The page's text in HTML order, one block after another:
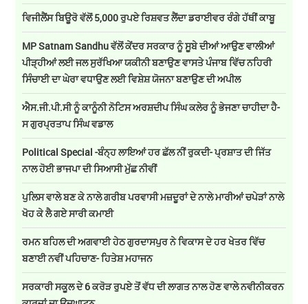
ਵਿਜੀਲੈਂਸ ਬਿਊਰੋ ਵੱਲੋਂ 5,000 ਰੁਪਏ ਰਿਸ਼ਵਤ ਲੈਂਦਾ ਡਰਾਈਵਰ ਰੰਗੇ ਹੱਥੀਂ ਕਾਬੂ
MP Satnam Sandhu ਵੱਲੋਂ ਕੇਂਦਰ ਸਰਕਾਰ ਨੂੰ ਸੂਬੇ ਦੀਆਂ ਆਉਣ ਵਾਲੀਆਂ
ਪੀੜ੍ਹੀਆਂ ਲਈ ਜਲ ਸੁਰੱਖਿਆ ਯਕੀਨੀ ਬਣਾਉਣ ਵਾਸਤੇ ਪੰਜਾਬ ਵਿੱਚ ਨਹਿਰੀ
ਸਿੰਚਾਈ ਦਾ ਘੇਰਾ ਵਧਾਉਣ ਲਈ ਵਿਸ਼ੇਸ਼ ਯੋਜਨਾ ਬਣਾਉਣ ਦੀ ਅਪੀਲ
ਐਸ.ਜੀ.ਪੀ.ਸੀ ਨੂੰ ਕਾਨੂੰਨੀ ਨੋਟਿਸ ਅਰਸ਼ਦੀਪ ਸਿੰਘ ਕਲੇਰ ਨੂੰ ਭੇਜਣਾ ਚਾਹੀਦਾ ਹੈ-
ਸ ਗੁਰਪ੍ਰਤਾਪ ਸਿੰਘ ਵਡਾਲ
Political Special -ਬੰਨ੍ਹ ਲਾਇਆਂ ਹਰ ਛੱਲ ਨੀਂ ਰੁਕਦੀ- ਪ੍ਰਸ਼ਾਤ ਦੀ ਜਿੱਤ
ਨਾਲ ਹੋਈ ਭਾਜਪਾ ਦੀ ਸਿਆਸੀ ਮੁੱਛ ਨੀਵੀਂ
ਪੁਲਿਸ ਵਾਲੇ ਬਣ ਕੇ ਨਾਲੇ ਗਰੀਬ ਪਰਵਾਸੀ ਮਜ਼ਦੂਰਾਂ ਦੇ ਨਾਲੇ ਮਾਰੀਆਂ ਚਪੇੜਾਂ ਨਾਲੇ
ਖੋਹ ਕੇ ਲੈ ਗਏ ਸਾਰੀ ਕਮਾਈ
ਰਮਨ ਬਹਿਲ ਦੀ ਅਗਵਾਈ ਹੇਠ ਗੁਰਦਾਸਪੁਰ ਨੇ ਵਿਕਾਸ ਦੇ ਹਰ ਖੇਤਰ ਵਿੱਚ
ਬਣਾਈ ਨਵੀਂ ਪਹਿਚਾਣ- ਹਿਤੇਸ਼ ਮਹਾਜਨ
ਸਰਕਾਰੀ ਸਕੂਲ ਦੇ 6 ਕਰੋੜ ਰੁਪਏ ਤੋਂ ਵੱਧ ਦੀ ਲਾਗਤ ਨਾਲ ਹੋਣ ਵਾਲੇ ਨਵੀਨੀਕਰਨ